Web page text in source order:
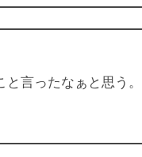
言ったなぁと思う。